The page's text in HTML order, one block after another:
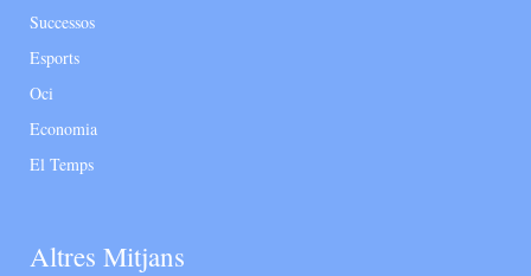
Successos
Esports
Oci
Economia
El Temps
Altres Mitjans